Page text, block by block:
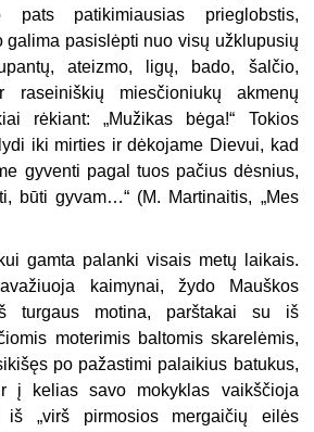
pats patikimiausias prieglobstis,
galima pasislėpti nuo visų užklupusių
ateizmo, ligų, bado, šalčio,
raseiniškių miesčioniukų akmenų
rėkiant: „Mužikas bėga!“ Tokios
iki mirties ir dėkojame Dievui, kad
gyventi pagal tuos pačius dėsnius,
būti gyvam…“ (M. Martinaitis, „Mes
gamta palanki visais metų laikais.
kaimynai, žydo Mauškos
turgaus motina, parštakai su iš
moterimis baltomis skarelėmis,
po pažastimi palaikius batukus,
į kelias savo mokyklas vaikščioja
iš „virš pirmosios mergaičių eilės